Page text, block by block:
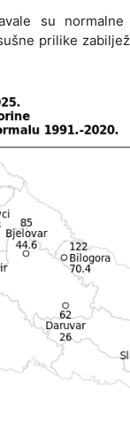
su
prilike